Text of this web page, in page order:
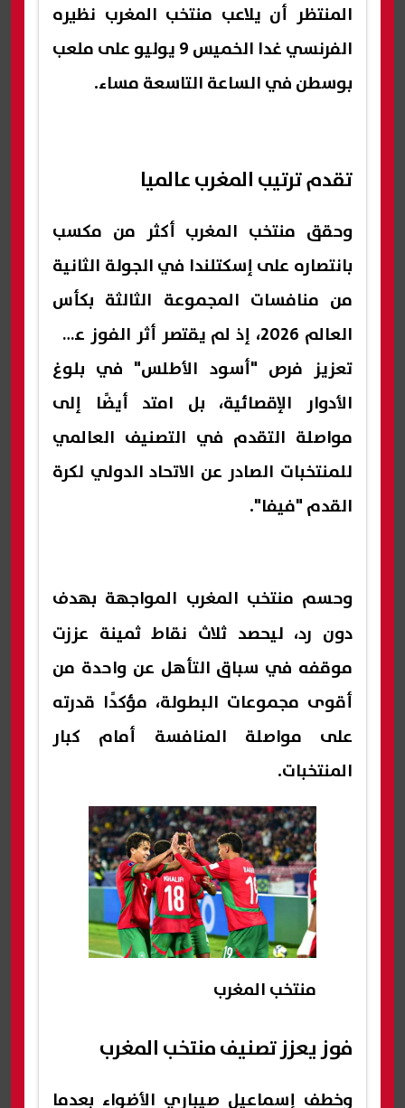
المنتظر أن يلاعب منتخب المغرب نظيره
الفرنسي غدا الخميس 9 يوليو على ملعب
بوسطن في الساعة التاسعة مساء.
تقدم ترتيب المغرب عالميا
وحقق منتخب المغرب أكثر من مكسب
بانتصاره على إسكتلندا في الجولة الثانية
من منافسات المجموعة الثالثة بكأس
العالم 2026، إذ لم يقتصر أثر الفوز على
تعزيز فرص "أسود الأطلس" في بلوغ
الأدوار الإقصائية، بل امتد أيضًا إلى
مواصلة التقدم في التصنيف العالمي
للمنتخبات الصادر عن الاتحاد الدولي لكرة
القدم "فيفا".
وحسم منتخب المغرب المواجهة بهدف
دون رد، ليحصد ثلاث نقاط ثمينة عززت
موقفه في سباق التأهل عن واحدة من
أقوى مجموعات البطولة، مؤكدًا قدرته
على مواصلة المنافسة أمام كبار
المنتخبات.
منتخب المغرب
فوز يعزز تصنيف منتخب المغرب
وخطف إسماعيل صيباري الأضواء بعدما